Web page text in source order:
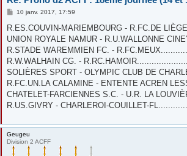
M
s
a
g
10 janv. 2017, 17:59
R.ES.COUVIN-MARIEMBOURG - R.FC.DE
UNION ROYALE NAMUR - R.U.WALLONNE
R.STADE WAREMMIEN FC. -
R.W.WALHAIN CG. -
SOLIÈRES SPORT - OLYMPIC CLUB DE
R.FC.UN.LA CALAMINE - ENTENTE ACREN
CHATELET-FARCIENNES S.C. - U.R. LA
R.US.GIVRY - CHARLEROI-COUILLET-
Geugeu
Division 2 ACFF